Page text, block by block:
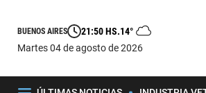
BUENOS AIRES 21:50 HS.14°
martes 04 de agosto de 2026